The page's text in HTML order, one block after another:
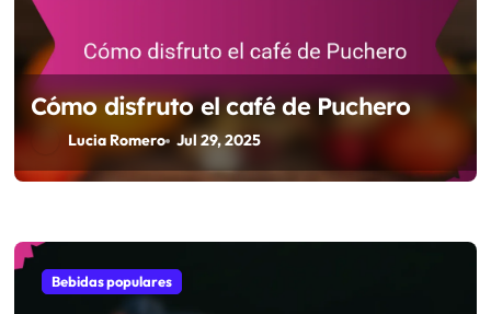
Cómo disfruto el café de Puchero
Lucia Romero Jul 29, 2025
Bebidas populares